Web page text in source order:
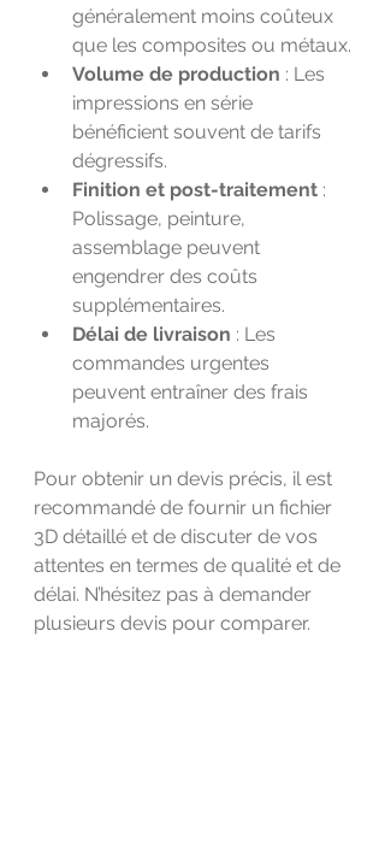
généralement moins coûteux
que les composites ou métaux.
Volume de production : Les
impressions en série
bénéficient souvent de tarifs
dégressifs.
Finition et post-traitement :
Polissage, peinture,
assemblage peuvent
engendrer des coûts
supplémentaires.
Délai de livraison : Les
commandes urgentes
peuvent entraîner des frais
majorés.
Pour obtenir un devis précis, il est
recommandé de fournir un fichier
3D détaillé et de discuter de vos
attentes en termes de qualité et de
délai. N’hésitez pas à demander
plusieurs devis pour comparer.